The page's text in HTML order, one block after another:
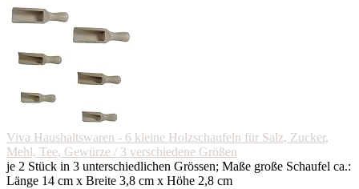
Viva Haushaltswaren - 6 kleine Holzschaufeln für Salz, Zucker,
Mehl, Tee, Gewürze / 3 verschiedene Größen
je 2 Stück in 3 unterschiedlichen Grössen; Maße große Schaufel ca.:
Länge 14 cm x Breite 3,8 cm x Höhe 2,8 cm